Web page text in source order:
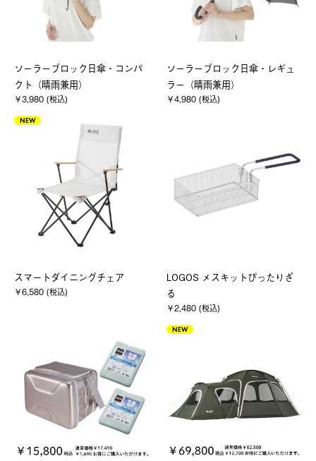
ソーラーブロック日傘・コンパ
クト（晴雨兼用）
￥3,980 (税込)
ソーラーブロック日傘・レギュ
ラー（晴雨兼用）
￥4,980 (税込)
NEW
スマートダイニングチェア
￥6,580 (税込)
LOGOS メスキットぴったりざ
る
￥2,480 (税込)
NEW